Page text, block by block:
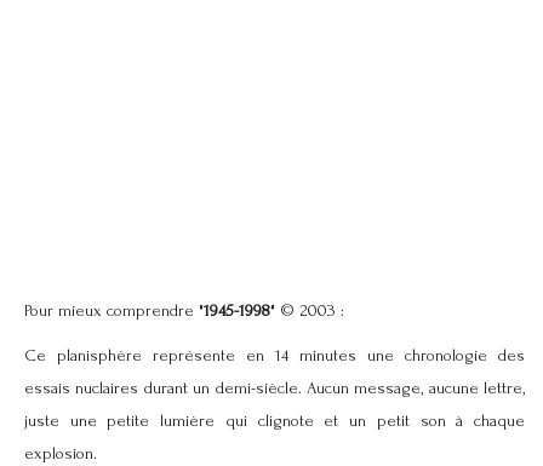
Pour mieux comprendre "1945-1998" © 2003 :
Ce planisphère représente en 14 minutes une chronologie des
essais nuclaires durant un demi-siècle. Aucun message, aucune lettre,
juste une petite lumière qui clignote et un petit son à chaque
explosion.